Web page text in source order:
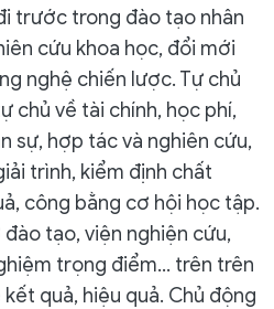
trước trong đào tạo nhân
cứu khoa học, đổi mới
nghệ chiến lược. Tự chủ
chủ về tài chính, học phí,
sự, hợp tác và nghiên cứu,
trình, kiểm định chất
công bằng cơ hội học tập.
tạo, viện nghiện cứu,
trọng điểm... trên trên
quả, hiệu quả. Chủ động